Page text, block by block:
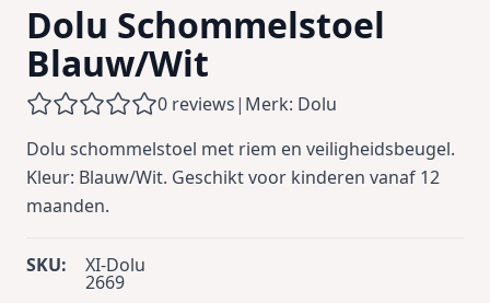
Dolu Schommelstoel
Blauw/Wit
0 reviews| Merk: Dolu
Dolu schommelstoel met riem en veiligheidsbeugel.
Kleur: Blauw/Wit. Geschikt voor kinderen vanaf 12
maanden.
SKU: XI-Dolu
2669